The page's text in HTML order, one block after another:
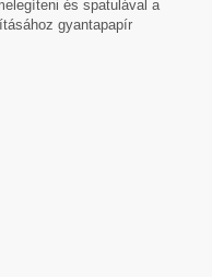
és spatulával a
gyantapapír